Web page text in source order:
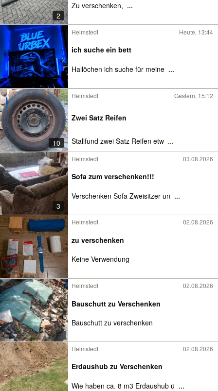
2
Zu verschenken, ...
Helmstedt Heute, 13:44
ich suche ein bett
Hallöchen ich suche für meine ...
10
Helmstedt Gestern, 15:12
Zwei Satz Reifen
Stallfund zwei Satz Reifen etw ...
3
Helmstedt 03.08.2026
Sofa zum verschenken!!!
Verschenken Sofa Zweisitzer un ...
Helmstedt 02.08.2026
zu verschenken
Keine Verwendung
Helmstedt 02.08.2026
Bauschutt zu Verschenken
Bauschutt zu verschenken
Helmstedt 02.08.2026
Erdaushub zu Verschenken
Wie haben ca. 8 m3 Erdaushub ü ...